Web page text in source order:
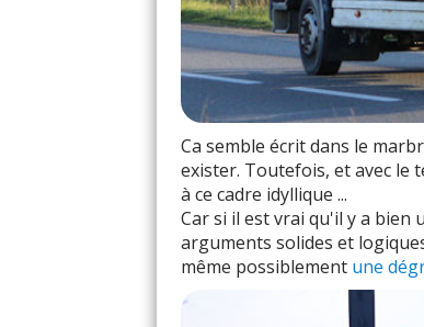
Ca semble écrit dans le
exister. Toutefois, et avec le
à ce cadre idyllique ...
Car si il est vrai qu'il y a bien
arguments solides et
même possiblement une